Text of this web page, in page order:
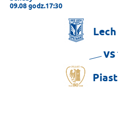
09.08 godz.17:30
Lech
vs
Piast